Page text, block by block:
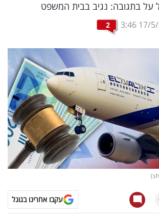
על בתגובה: נגיב בבית המשפט
17/
3:46
2
עקבו אחרינו בגוגל